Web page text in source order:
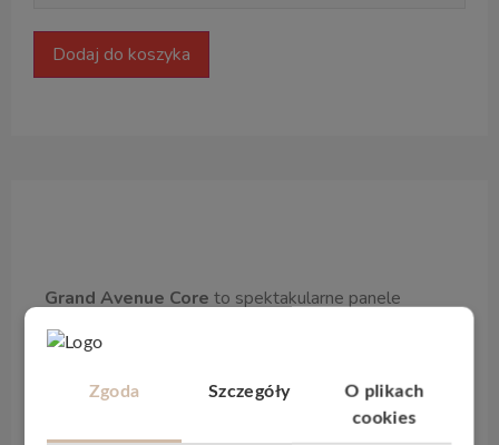
Dodaj do koszyka
Grand Avenue Core to spektakularne panele
podłogowe o imponujących wymiarach
mm, które optycznie powiększają przestrzeń i nadają
wnętrzom ekskluzywnego charakteru. Kolekcja
inspirowana słynnymi bulwarami światowych
10 wyjątkowych dekorów
Zgoda Szczegóły
O plikach
cookies